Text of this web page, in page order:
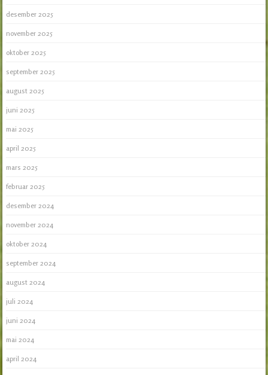
desember 2025
november 2025
oktober 2025
september 2025
august 2025
juni 2025
mai 2025
april 2025
mars 2025
februar 2025
desember 2024
november 2024
oktober 2024
september 2024
august 2024
juli 2024
juni 2024
mai 2024
april 2024